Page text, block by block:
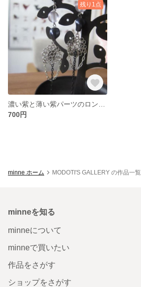
残り1点
700円
minne ホーム MODOTI'S GALLERY の作品一覧
minneを知る
minneについて
minneで買いたい
作品をさがす
ショップをさがす